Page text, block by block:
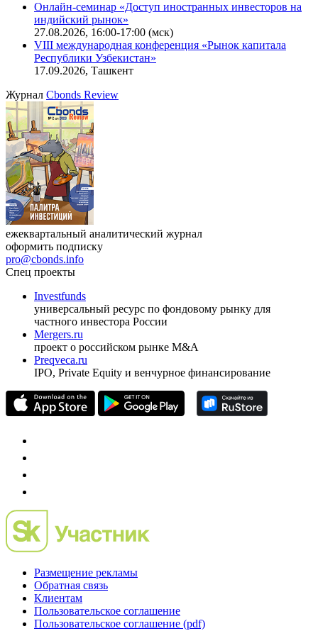
Онлайн-семинар «Новый стандарт инвестиций в
офисную недвижимость»
11.08.2026, 16:30-18:00 (мск)
Онлайн-семинар «Доступ иностранных инвесторов на
индийский рынок»
VIII международная конференция «Рынок капитала
Республики Узбекистан»
17.09.2026, Ташкент
ЖурналCbonds Review
ежеквартальный аналитический журнал
оформить подписку
pro@cbonds.info
Спец проекты
Investfunds
универсальный ресурс по фондовому рынку для
частного инвестора России
проект о российском рынке M&A
Preqveca.ru
Размещение рекламы